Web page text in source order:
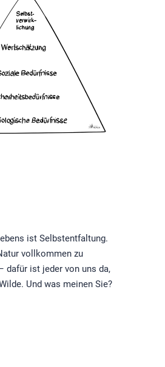
ist Selbstentfaltung.
vollkommen zu
dafür ist jeder von uns da,
Und was meinen Sie?